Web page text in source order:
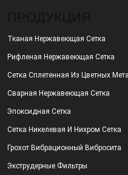
Тканая Нержавеющая Сетка
Рифленая Нержавеющая Сетка
Сетка Сплетенная Из Цветных
Сварная Нержавеющая Сетка
Эпоксидная Сетка
Сетка Никелевая И Нихром Сетка
Грохот Вибрационный Вибросита
Экструдерные Фильтры